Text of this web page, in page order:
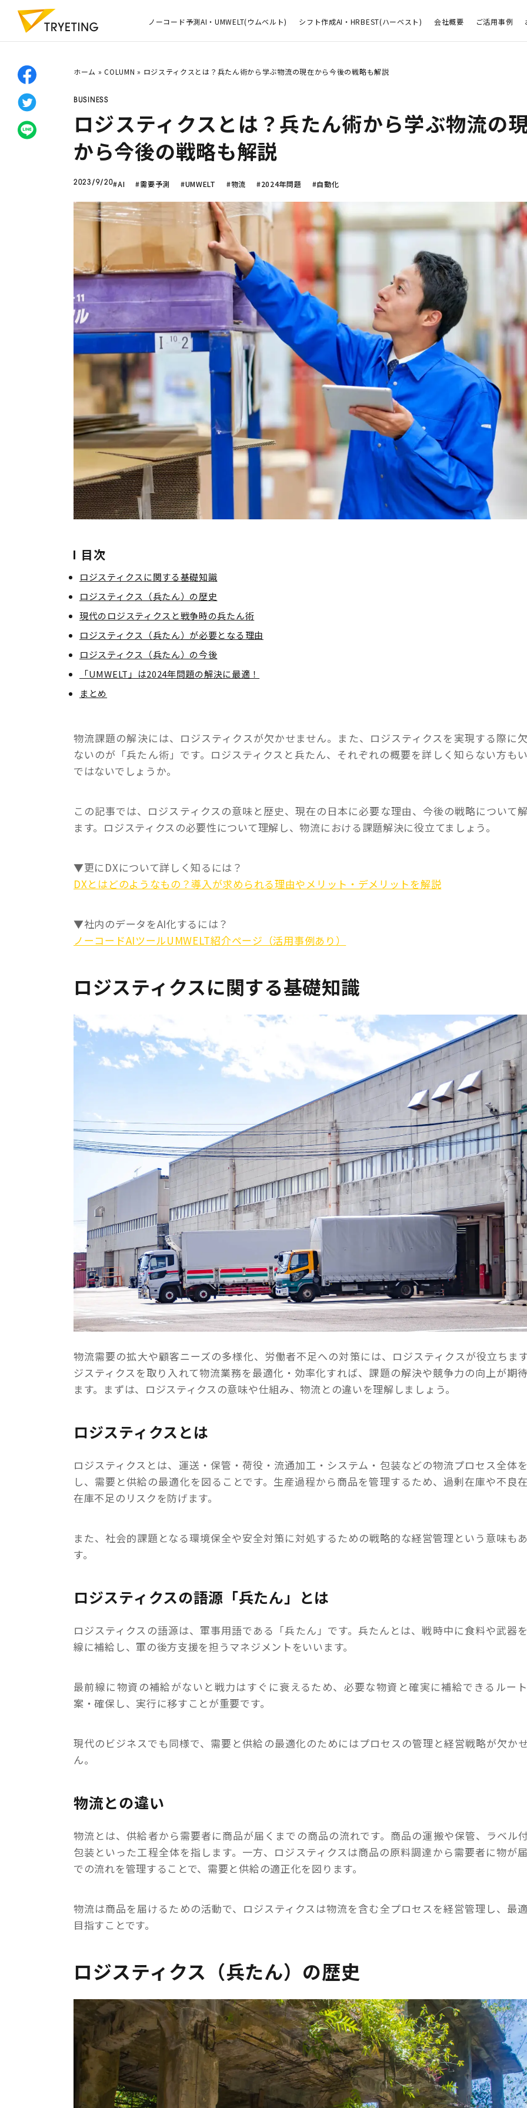
ノーコード予測AI・UMWELT(ウムベルト) シフト作成AI・HRBEST(ハーベスト) 会社概要 ご活用事例
ホーム »COLUMN » ロジスティクスとは？兵たん術から学ぶ物流の現在から今後の戦略も解説
BUSINESS
ロジスティクスとは？兵たん術から学ぶ物流の
から今後の戦略も解説
2023/9/20#AI #需要予測 #UMWELT #物流 #2024年問題 #自動化
目次
ロジスティクスに関する基礎知識
ロジスティクス（兵たん）の歴史
現代のロジスティクスと戦争時の兵たん術
ロジスティクス（兵たん）が必要となる理由
ロジスティクス（兵たん）の今後
「UMWELT」は2024年問題の解決に最適！
まとめ
物流課題の解決には、ロジスティクスが欠かせません。また、ロジスティクスを実現する際に
ないのが「兵たん術」です。ロジスティクスと兵たん、それぞれの概要を詳しく知らない方も
ではないでしょうか。
この記事では、ロジスティクスの意味と歴史、現在の日本に必要な理由、今後の戦略について
ます。ロジスティクスの必要性について理解し、物流における課題解決に役立てましょう。
▼更にDXについて詳しく知るには？
DXとはどのようなもの？導入が求められる理由やメリット・デメリットを解説
▼社内のデータをAI化するには？
ノーコードAIツールUMWELT紹介ページ（活用事例あり）
ロジスティクスに関する基礎知識
物流需要の拡大や顧客ニーズの多様化、労働者不足への対策には、ロジスティクスが役立ちま
ジスティクスを取り入れて物流業務を最適化・効率化すれば、課題の解決や競争力の向上が期
ます。まずは、ロジスティクスの意味や仕組み、物流との違いを理解しましょう。
ロジスティクスとは
ロジスティクスとは、運送・保管・荷役・流通加工・システム・包装などの物流プロセス全体
し、需要と供給の最適化を図ることです。生産過程から商品を管理するため、過剰在庫や不良
在庫不足のリスクを防げます。
また、社会的課題となる環境保全や安全対策に対処するための戦略的な経営管理という意味も
す。
ロジスティクスの語源「兵たん」とは
ロジスティクスの語源は、軍事用語である「兵たん」です。兵たんとは、戦時中に食料や武器
線に補給し、軍の後方支援を担うマネジメントをいいます。
最前線に物資の補給がないと戦力はすぐに衰えるため、必要な物資と確実に補給できるルー
案・確保し、実行に移すことが重要です。
現代のビジネスでも同様で、需要と供給の最適化のためにはプロセスの管理と経営戦略が欠か
ん。
物流との違い
物流とは、供給者から需要者に商品が届くまでの商品の流れです。商品の運搬や保管、ラベル
包装といった工程全体を指します。一方、ロジスティクスは商品の原料調達から需要者に物が
での流れを管理することで、需要と供給の適正化を図ります。
物流は商品を届けるための活動で、ロジスティクスは物流を含む全プロセスを経営管理し、最
目指すことです。
ロジスティクス（兵たん）の歴史